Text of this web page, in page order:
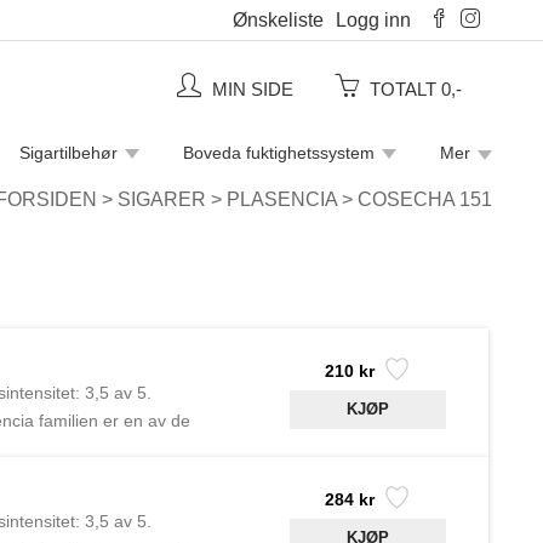
Ønskeliste Logg inn
MIN SIDE TOTALT 0,-
Sigartilbehør Boveda fuktighetssystem
Piperensere Rulletobakk Sigaretter
Mer
> SIGARER > PLASENCIA > COSECHA 151
3,5 av 5.
familien er en av de
og Nestor Jr. - 4. og 5.
210 kr
3,5 av 5.
284 kr